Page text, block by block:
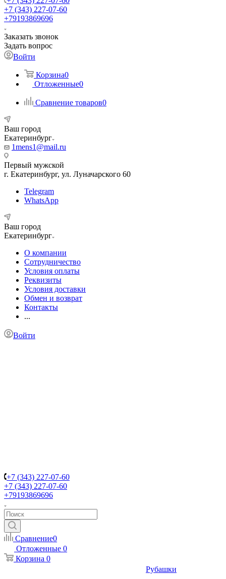
+7 (343) 227-07-60
+79193869696
Заказать звонок
Задать вопрос
Войти
Корзина0
Отложенные0
Сравнение товаров0
Ваш город
Екатеринбург
1mens1@mail.ru
Первый мужской
г. Екатеринбург, ул. Луначарского 60
Telegram
WhatsApp
Ваш город
Екатеринбург
О компании
Сотрудничество
Условия оплаты
Реквизиты
Условия доставки
Обмен и возврат
Контакты
...
Войти
+7 (343) 227-07-60
+7 (343) 227-07-60
+79193869696
Сравнение0
Отложенные 0
Корзина 0
Рубашки